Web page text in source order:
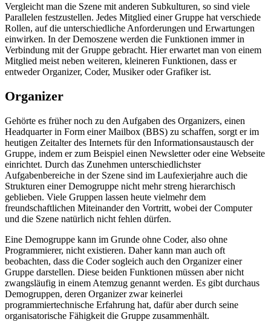
Vergleicht man die Szene mit anderen Subkulturen, so sind viele
Parallelen festzustellen. Jedes Mitglied einer Gruppe hat verschiede
Rollen, auf die unterschiedliche Anforderungen und Erwartungen
einwirken. In der Demoszene werden die Funktionen immer in
Verbindung mit der Gruppe gebracht. Hier erwartet man von einem
Mitglied meist neben weiteren, kleineren Funktionen, dass er
entweder Organizer, Coder, Musiker oder Grafiker ist.
Organizer
Gehörte es früher noch zu den Aufgaben des Organizers, einen
Headquarter in Form einer Mailbox (BBS) zu schaffen, sorgt er im
heutigen Zeitalter des Internets für den Informationsaustausch der
Gruppe, indem er zum Beispiel einen Newsletter oder eine Webseite
einrichtet. Durch das Zunehmen unterschiedlichster
Aufgabenbereiche in der Szene sind im Laufexierjahre auch die
Strukturen einer Demogruppe nicht mehr streng hierarchisch
geblieben. Viele Gruppen lassen heute vielmehr dem
freundschaftlichen Miteinander den Vortritt, wobei der Computer
und die Szene natürlich nicht fehlen dürfen.
Eine Demogruppe kann im Grunde ohne Coder, also ohne
Programmierer, nicht existieren. Daher kann man auch oft
beobachten, dass die Coder sogleich auch den Organizer einer
Gruppe darstellen. Diese beiden Funktionen müssen aber nicht
zwangsläufig in einem Atemzug genannt werden. Es gibt durchaus
Demogruppen, deren Organizer zwar keinerlei
programmiertechnische Erfahrung hat, dafür aber durch seine
organisatorische Fähigkeit die Gruppe zusammenhält.